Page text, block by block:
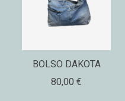
BOLSO DAKOTA
80,00 €